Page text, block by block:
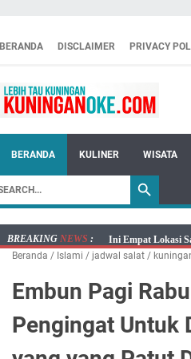
BERANDA DISCLAIMER PRIVACY
BERANDA KULINER WISATA
BREAKING NEWS :
Ini Empat Lokasi
Jumat 7 Agustus
Embun Pagi
Tetap Berjalan
Salat Lima Waktu
Beranda / Islami / jadwal salat /
Embun Pagi
Pengingat Untuk